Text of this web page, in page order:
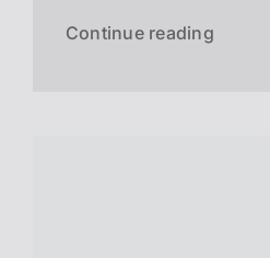
Continue reading